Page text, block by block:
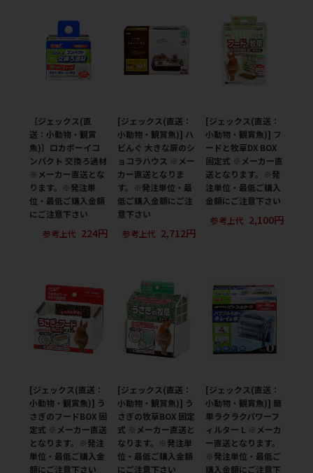
［ジェックス(直
送：小動物・観賞
魚)］ロカボーイコ
ンパクト 交換ろ過材
※メーカー直送とな
ります。※発注単
位・最低ご購入金額
にご注意下さい
参考上代 224円
[ジェックス(直送：
小動物・観賞魚)] ハ
ビんぐ 大きな扉のシ
ョコラハウス ※メー
カー直送となりま
す。※発注単位・最
低ご購入金額にご注
意下さい
参考上代 2,712円
[ジェックス(直送：
小動物・観賞魚)] フ
ードと牧草DX BOX
固定式 ※メーカー直
送となります。※発
注単位・最低ご購入
金額にご注意下さい
参考上代 2,100円
[ジェックス(直送：
小動物・観賞魚)] う
さぎのフードBOX 固
定式 ※メーカー直送
となります。※発注
単位・最低ご購入金
額にご注意下さい
[ジェックス(直送：
小動物・観賞魚)] う
さぎの牧草BOX 固定
式 ※メーカー直送と
なります。※発注単
位・最低ご購入金額
にご注意下さい
[ジェックス(直送：
小動物・観賞魚)] 簡
単ラクラクパワーフ
ィルター L ※メーカ
ー直送となります。
※発注単位・最低ご
購入金額にご注意下